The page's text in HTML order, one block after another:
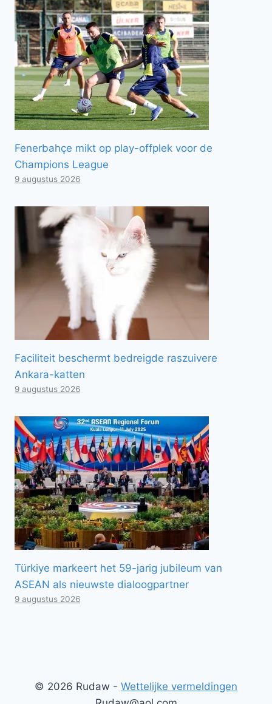
Fenerbahçe mikt op play-offplek voor de
Champions League
9 augustus 2026
Faciliteit beschermt bedreigde raszuivere
Ankara-katten
9 augustus 2026
Türkiye markeert het 59-jarig jubileum van
ASEAN als nieuwste dialoogpartner
9 augustus 2026
© 2026 Rudaw - Wettelijke vermeldingen